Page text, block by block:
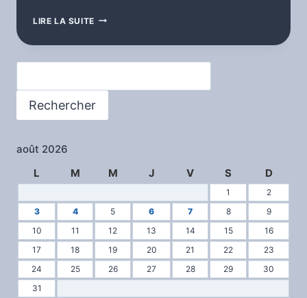
LIRE LA SUITE L’ÉMISSION
Rechercher
août 2026
L
M M J V S D
1
2
3
4 5 6 7 8
9
10
11 12 13 14 15
16
17
18 19 20 21 22
23
24
25 26 27 28 29
30
31